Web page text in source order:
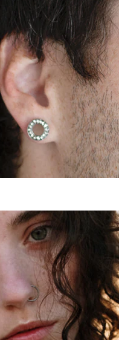
gyűrűk koncepcióját, jól
vásárlás
megjelenítése
karikák koncepcióját, szép
vásárlás
megjelenítése